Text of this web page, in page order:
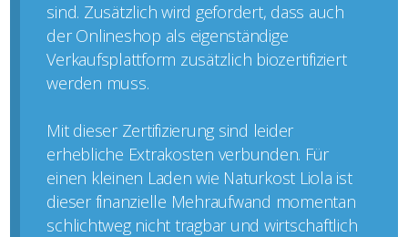
sind. Zusätzlich wird gefordert, dass auch
der Onlineshop als eigenständige
Verkaufsplattform zusätzlich biozertifiziert
werden muss.
Mit dieser Zertifizierung sind leider
erhebliche Extrakosten verbunden. Für
einen kleinen Laden wie Naturkost Liola ist
dieser finanzielle Mehraufwand momentan
schlichtweg nicht tragbar und wirtschaftlich